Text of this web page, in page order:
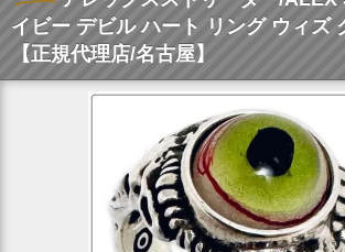
イビー デビル ハート リング ウィズ
【正規代理店/名古屋】